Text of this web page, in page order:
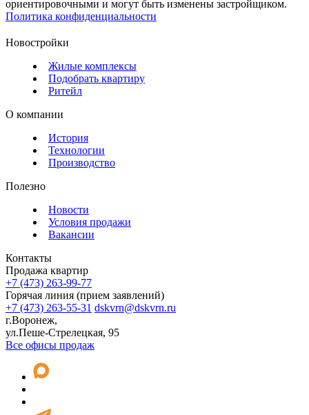
ориентировочными и могут быть изменены застройщиком.
Политика конфиденциальности
Новостройки
Жилые комплексы
Подобрать квартиру
Ритейл
О компании
История
Технологии
Производство
Полезно
Новости
Условия продажи
Вакансии
Контакты
Продажа квартир
+7 (473) 263-99-77
Горячая линия (прием заявлений)
+7 (473) 263-55-31 dskvrn@dskvrn.ru
г.Воронеж,
ул.Пеше-Стрелецкая, 95
Все офисы продаж